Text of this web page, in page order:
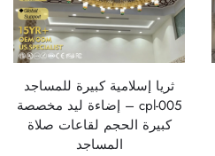
ثريا إسلامية كبيرة للمساجد
cpl-005 – إضاءة ليد مخصصة
كبيرة الحجم لقاعات صلاة
المساجد